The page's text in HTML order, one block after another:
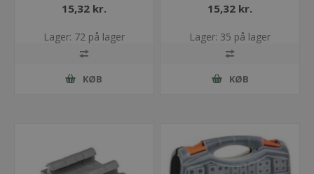
15,32 kr.
Lager: 72 på lager
KØB
15,32 kr.
Lager: 35 på lager
KØB